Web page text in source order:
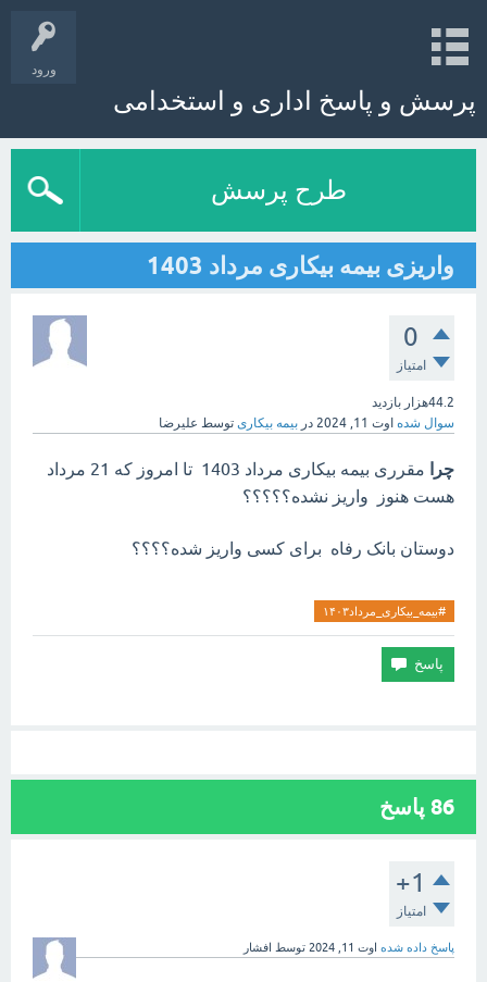
ورود
پرسش و پاسخ اداری و استخدامی
طرح پرسش
واریزی بیمه بیکاری مرداد 1403
0
امتیاز
44.2هزار
بازدید
سوال شده اوت 11, 2024 در بیمه بیکاری توسط علیرضا
چرا
مقرری بیمه بیکاری مرداد 1403 تا امروز که 21 مرداد
هست هنوز واریز نشده؟؟؟؟؟
دوستان بانک رفاه برای کسی واریز شده؟؟؟؟
#بیمه_بیکاری_مرداد۱۴۰۳
86 پاسخ
+1
امتیاز
پاسخ داده شده اوت 11, 2024 توسط افشار